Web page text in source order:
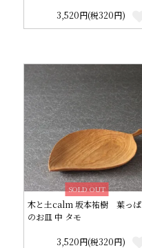
3,520円(税320円)
SOLD OUT
木と土calm 坂本祐樹 葉っぱ
のお皿 中 タモ
3,520円(税320円)